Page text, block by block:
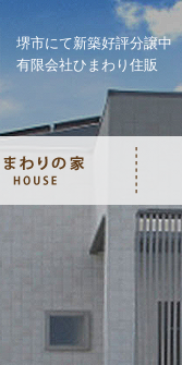
堺市にて新築好評分譲中
有限会社ひまわり住販